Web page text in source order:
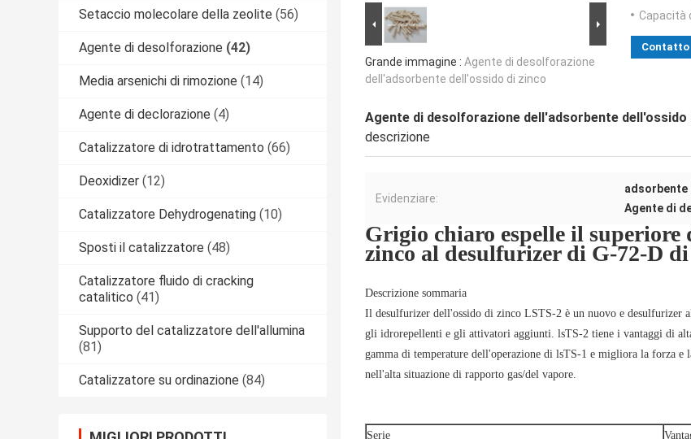
Setaccio molecolare della zeolite (56)
Agente di desolforazione (42)
Media arsenichi di rimozione (14)
Agente di declorazione (4)
Catalizzatore di idrotrattamento (66)
Deoxidizer (12)
Catalizzatore Dehydrogenating (10)
Sposti il catalizzatore (48)
Catalizzatore fluido di cracking
catalitico (41)
Supporto del catalizzatore dell'allumina
(81)
Catalizzatore su ordinazione (84)
Grande immagine : Agente di desolforazione
dell'adsorbente dell'ossido di zinco
Capacità
Contatto
Agente di desolforazione dell'adsorbente dell'ossido
descrizione
Evidenziare:
Agente di
Grigio chiaro espelle il
zinco al desulfurizer di G-72-D
Descrizione sommaria
Il desulfurizer dell'ossido di zinco LSTS-2 è un nuovo e desulfurizer
gli idrorepellenti e gli attivatori aggiunti. lsTS-2 tiene i vantaggi di
gamma di temperature dell'operazione di lsTS-1 e migliora la forza e
nell'alta situazione di rapporto gas/del vapore.
Serie